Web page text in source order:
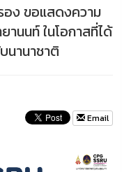
อง ขอแสดงความ
นนท์ ในโอกาสที่ได้
นานาชาติ
Email